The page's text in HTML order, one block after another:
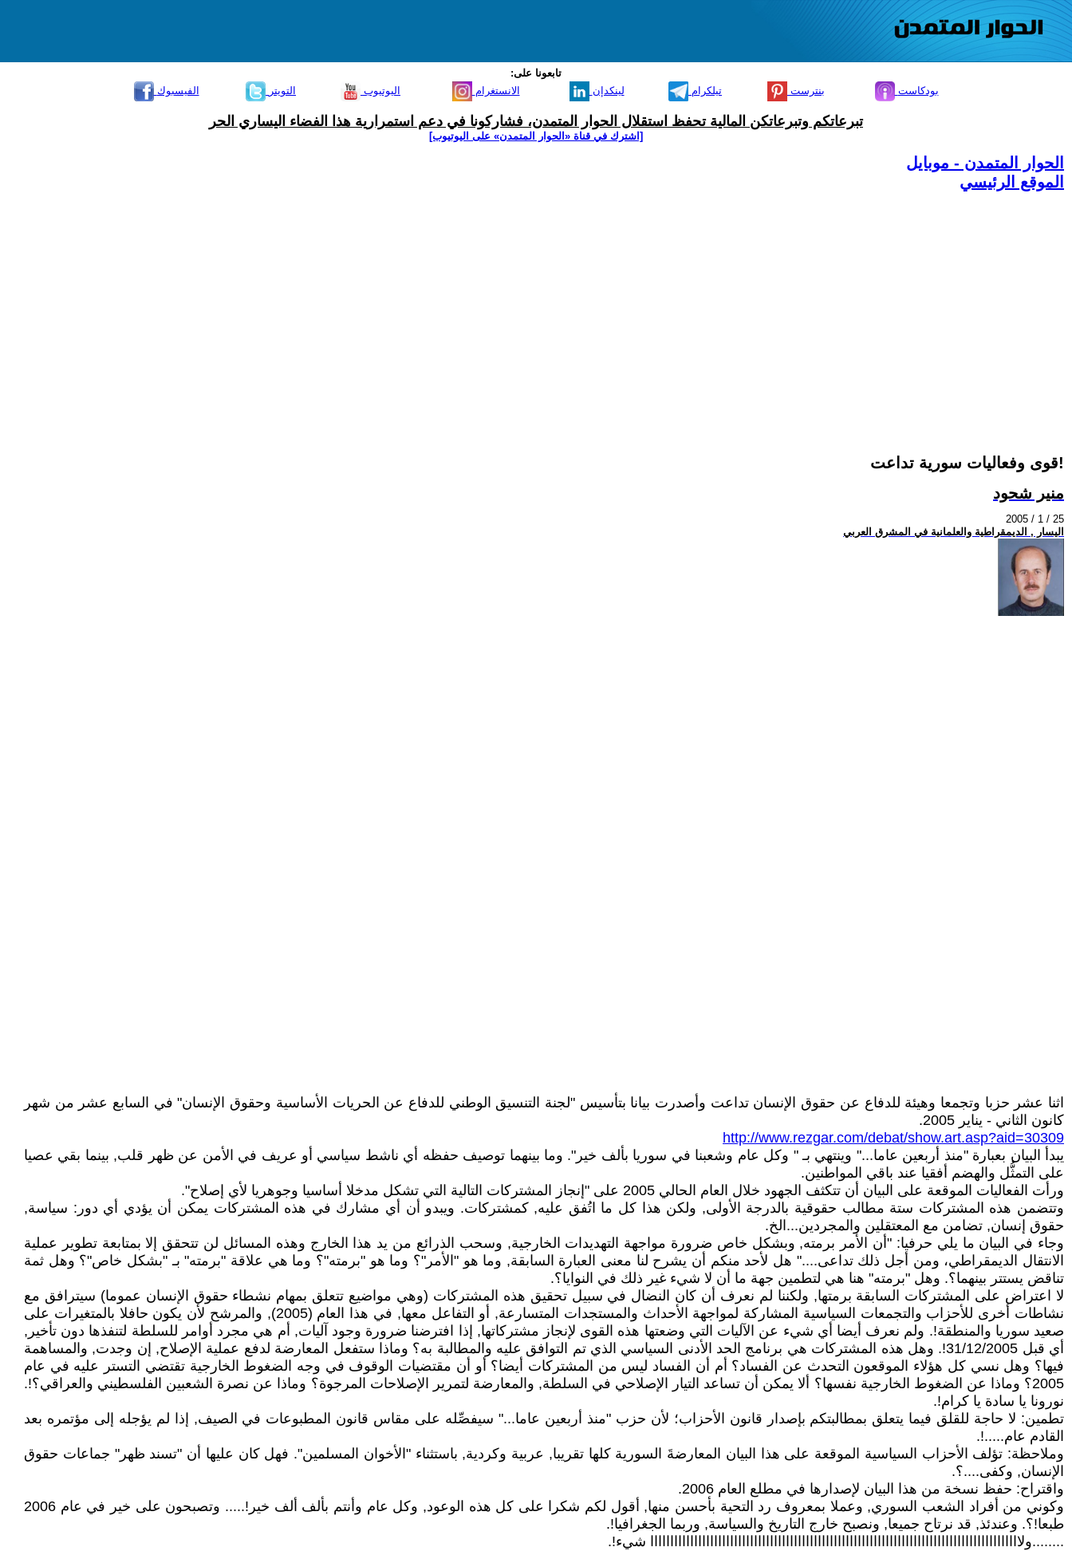
تابعونا على:
الفيسبوك
التويتر اليوتيوب الانستغرام لينكدإن تيلكرام بنترست بودكاست
تبرعاتكم وتبرعاتكن المالية تحفظ استقلال الحوار المتمدن، فشاركونا في دعم استمرارية هذا الفضاء اليساري الحر
[اشترك في قناة ‫«الحوار المتمدن» على اليوتيوب]
الحوار المتمدن - موبايل
الموقع الرئيسي
قوى وفعاليات سورية تداعت!
منير شحود
2005 / 1 / 25
اليسار , الديمقراطية والعلمانية في المشرق العربي
اثنا عشر حزبا وتجمعا وهيئة للدفاع عن حقوق الإنسان تداعت وأصدرت بيانا بتأسيس "لجنة التنسيق الوطني للدفاع عن الحريات الأساسية وحقوق الإنسان" في السابع عشر من شهر
كانون الثاني - يناير 2005.
http://www.rezgar.com/debat/show.art.asp?aid=30309
يبدأ البيان بعبارة "منذ أربعين عاما..." وينتهي بـ " وكل عام وشعبنا في سوريا بألف خير". وما بينهما توصيف حفظه أي ناشط سياسي أو عريف في الأمن عن ظهر قلب, بينما بقي عصيا
على التمثُّل والهضم أفقيا عند باقي المواطنين.
ورأت الفعاليات الموقعة على البيان أن تتكثف الجهود خلال العام الحالي 2005 على "إنجاز المشتركات التالية التي تشكل مدخلا أساسيا وجوهريا لأي إصلاح".
وتتضمن هذه المشتركات ستة مطالب حقوقية بالدرجة الأولى, ولكن هذا كل ما اتُفق عليه, كمشتركات. ويبدو أن أي مشارك في هذه المشتركات يمكن أن يؤدي أي دور: سياسة,
حقوق إنسان, تضامن مع المعتقلين والمجردين...الخ.
وجاء في البيان ما يلي حرفيا: "أن الأمر برمته, وبشكل خاص ضرورة مواجهة التهديدات الخارجية, وسحب الذرائع من يد هذا الخارج وهذه المسائل لن تتحقق إلا بمتابعة تطوير عملية
الانتقال الديمقراطي، ومن أجل ذلك تداعى...." هل لأحد منكم أن يشرح لنا معنى العبارة السابقة, وما هو "الأمر"؟ وما هو "برمته"؟ وما هي علاقة "برمته" بـ "بشكل خاص"؟ وهل ثمة
تناقض يستتر بينهما؟. وهل "برمته" هنا هي لتطمين جهة ما أن لا شيء غير ذلك في النوايا؟.
لا اعتراض على المشتركات السابقة برمتها, ولكننا لم نعرف أن كان النضال في سبيل تحقيق هذه المشتركات (وهي مواضيع تتعلق بمهام نشطاء حقوق الإنسان عموما) سيترافق مع
نشاطات أخرى للأحزاب والتجمعات السياسية المشاركة لمواجهة الأحداث والمستجدات المتسارعة, أو التفاعل معها, في هذا العام (2005), والمرشح لأن يكون حافلا بالمتغيرات على
صعيد سوريا والمنطقة!. ولم نعرف أيضا أي شيء عن الآليات التي وضعتها هذه القوى لإنجاز مشتركاتها, إذا افترضنا ضرورة وجود آليات, أم هي مجرد أوامر للسلطة لتنفذها دون تأخير,
أي قبل 31/12/2005!. وهل هذه المشتركات هي برنامج الحد الأدنى السياسي الذي تم التوافق عليه والمطالبة به؟ وماذا ستفعل المعارضة لدفع عملية الإصلاح, إن وجدت, والمساهمة
فيها؟ وهل نسي كل هؤلاء الموقعون التحدث عن الفساد؟ أم أن الفساد ليس من المشتركات أيضا؟ أو أن مقتضيات الوقوف في وجه الضغوط الخارجية تقتضي التستر عليه في عام
2005؟ وماذا عن الضغوط الخارجية نفسها؟ ألا يمكن أن تساعد التيار الإصلاحي في السلطة, والمعارضة لتمرير الإصلاحات المرجوة؟ وماذا عن نصرة الشعبين الفلسطيني والعراقي؟!.
نورونا يا سادة يا كرام!.
تطمين: لا حاجة للقلق فيما يتعلق بمطالبتكم بإصدار قانون الأحزاب؛ لأن حزب "منذ أربعين عاما..." سيفصِّله على مقاس قانون المطبوعات في الصيف, إذا لم يؤجله إلى مؤتمره بعد
القادم عام.....!.
وملاحظة: تؤلف الأحزاب السياسية الموقعة على هذا البيان المعارضةَ السورية كلها تقريبا, عربية وكردية, باستثناء "الأخوان المسلمين". فهل كان عليها أن "تسند ظهر" جماعات حقوق
الإنسان, وكفى....؟.
واقتراح: حفظ نسخة من هذا البيان لإصدارها في مطلع العام 2006.
وكوني من أفراد الشعب السوري, وعملا بمعروف رد التحية بأحسن منها, أقول لكم شكرا على كل هذه الوعود, وكل عام وأنتم بألف ألف خير!..... وتصبحون على خير في عام 2006
طبعا!؟. وعندئذ, قد نرتاح جميعا, ونصبح خارج التاريخ والسياسة, وربما الجغرافيا!.
........ولااااااااااااااااااااااااااااااااااااااااااااااااااااااااااااااااااااااااااااااااااااااااااااا شيء!.